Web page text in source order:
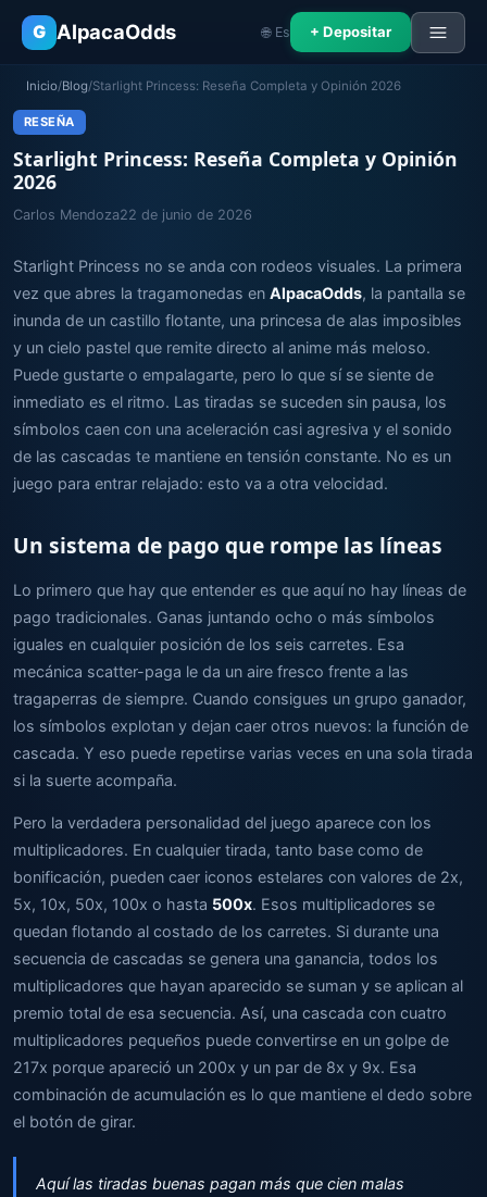
G AlpacaOdds 🌐 Es + Depositar
Inicio/Blog/Starlight Princess: Reseña Completa y Opinión 2026
RESEÑA
Starlight Princess: Reseña Completa y Opinión
2026
Carlos Mendoza22 de junio de 2026
Starlight Princess no se anda con rodeos visuales. La primera
vez que abres la tragamonedas en AlpacaOdds, la pantalla se
inunda de un castillo flotante, una princesa de alas imposibles
y un cielo pastel que remite directo al anime más meloso.
Puede gustarte o empalagarte, pero lo que sí se siente de
inmediato es el ritmo. Las tiradas se suceden sin pausa, los
símbolos caen con una aceleración casi agresiva y el sonido
de las cascadas te mantiene en tensión constante. No es un
juego para entrar relajado: esto va a otra velocidad.
Un sistema de pago que rompe las líneas
Lo primero que hay que entender es que aquí no hay líneas de
pago tradicionales. Ganas juntando ocho o más símbolos
iguales en cualquier posición de los seis carretes. Esa
mecánica scatter-paga le da un aire fresco frente a las
tragaperras de siempre. Cuando consigues un grupo ganador,
los símbolos explotan y dejan caer otros nuevos: la función de
cascada. Y eso puede repetirse varias veces en una sola tirada
si la suerte acompaña.
Pero la verdadera personalidad del juego aparece con los
multiplicadores. En cualquier tirada, tanto base como de
bonificación, pueden caer iconos estelares con valores de 2x,
5x, 10x, 50x, 100x o hasta 500x. Esos multiplicadores se
quedan flotando al costado de los carretes. Si durante una
secuencia de cascadas se genera una ganancia, todos los
multiplicadores que hayan aparecido se suman y se aplican al
premio total de esa secuencia. Así, una cascada con cuatro
multiplicadores pequeños puede convertirse en un golpe de
217x porque apareció un 200x y un par de 8x y 9x. Esa
combinación de acumulación es lo que mantiene el dedo sobre
el botón de girar.
Aquí las tiradas buenas pagan más que cien malas